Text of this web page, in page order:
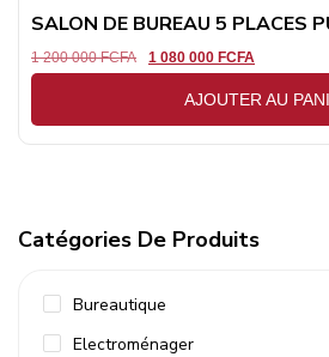
Catégories De Produits
Bureautique
Electroménager
SALON DE BUREAU 5 PLACES
1 200 000FCFA 1 080 000 FCFA
AJOUTER AU